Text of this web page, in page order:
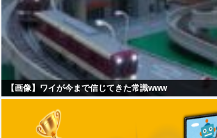
【画像】ワイが今まで信じてきた常識www